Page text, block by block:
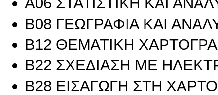
Β08 ΓΕΩΓΡΑΦΙΑ ΚΑΙ
Β12 ΘΕΜΑΤΙΚΗ
Β22 ΣΧΕΔΙΑΣΗ ΜΕ
Β28 ΕΙΣΑΓΩΓΗ ΣΤΗ